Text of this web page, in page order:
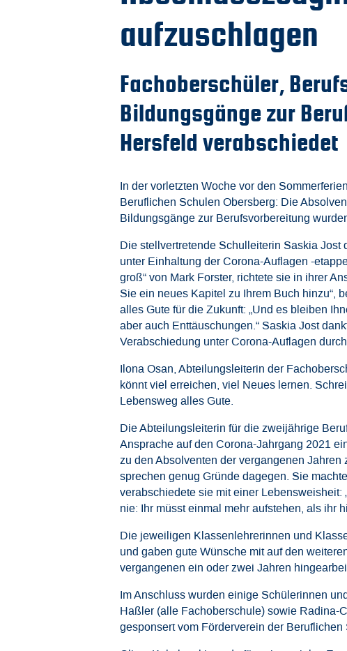
aufzuschlagen
Fachoberschüler,
Bildungsgänge zur
Hersfeld verabschiedet
In der vorletzten Woche vor den
Beruflichen Schulen Obersberg: Die
Bildungsgänge zur Berufsvorbereitung
Die stellvertretende Schulleiterin Saskia
unter Einhaltung der Corona-Auflagen -
groß“ von Mark Forster, richtete sie in ihrer
Sie ein neues Kapitel zu Ihrem Buch hinzu“,
alles Gute für die Zukunft: „Und es bleiben
aber auch Enttäuschungen.“ Saskia Jost
Verabschiedung unter Corona-Auflagen
Ilona Osan, Abteilungsleiterin der
könnt viel erreichen, viel Neues lernen.
Lebensweg alles Gute.
Die Abteilungsleiterin für die zweijährige
Ansprache auf den Corona-Jahrgang 2021
zu den Absolventen der vergangenen Jahren
sprechen genug Gründe dagegen. Sie
verabschiedete sie mit einer
nie: Ihr müsst einmal mehr aufstehen, als ihr
Die jeweiligen Klassenlehrerinnen und
und gaben gute Wünsche mit auf den
vergangenen ein oder zwei Jahren
Im Anschluss wurden einige Schülerinnen
Haßler (alle Fachoberschule) sowie Radina-
gesponsert vom Förderverein der